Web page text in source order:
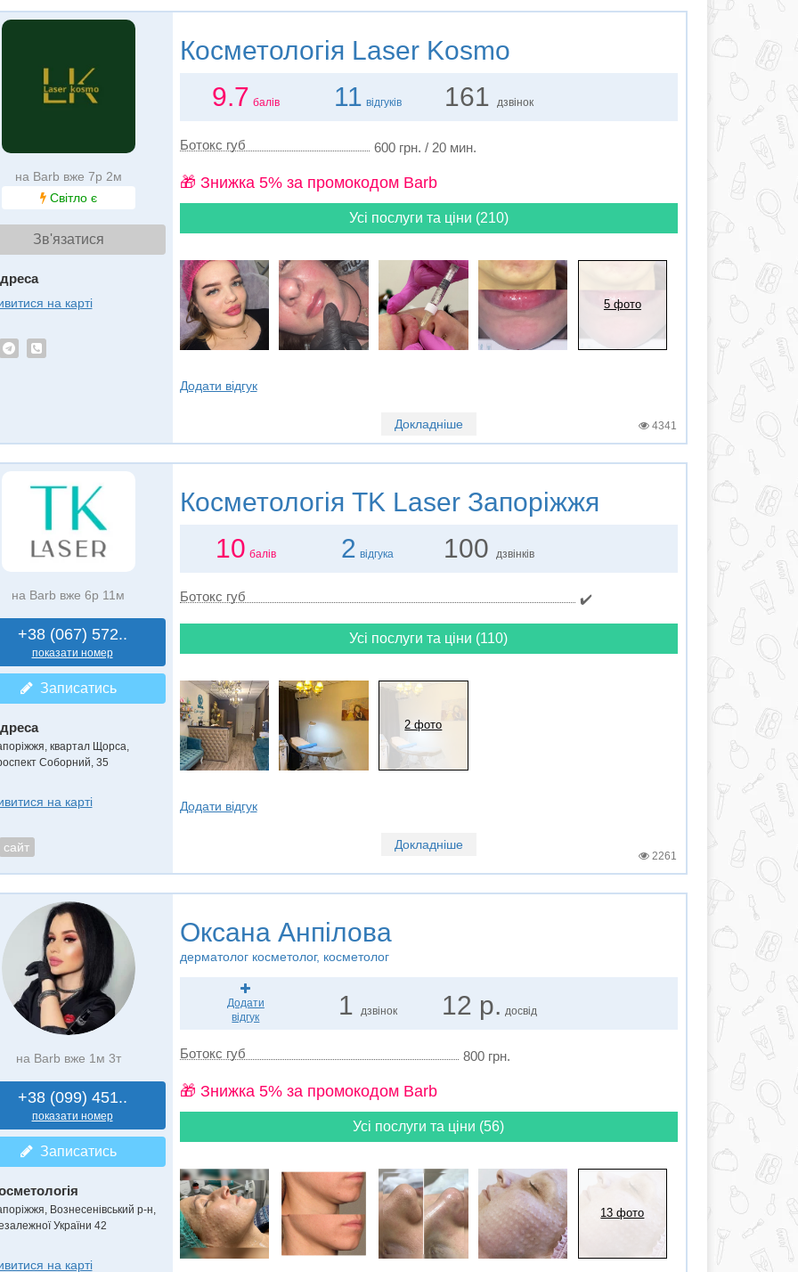
на Barb вже 7р 2м
Світло є
Зв'язатися
на карті
Косметологія Laser Kosmo
9.7 балів 11 відгуків 161 дзвінок
Ботокс губ 600 грн. / 20 мин.
🎁 Знижка 5% за промокодом Barb
Усі послуги та ціни (210)
5 фото
Додати відгук
Докладніше 4341
на Barb вже 6р 11м
+38 (067) 572..
показати номер
Записатись
квартал Щорса
Соборний, 35
на карті
сайт
Косметологія TK Laser Запоріжжя
10 балів 2 відгука 100 дзвінків
Ботокс губ ✔️
Усі послуги та ціни (110)
2 фото
Додати відгук
Докладніше
2261
на Barb вже 1м 3т
+38 (099) 451..
показати номер
Записатись
Вознесенівський р-н,
України 42
на карті
Оксана Анпілова
дерматолог косметолог, косметолог
Додати
відгук
1 дзвінок 12 р. досвід
Ботокс губ 800 грн.
🎁 Знижка 5% за промокодом Barb
Усі послуги та ціни (56)
13 фото